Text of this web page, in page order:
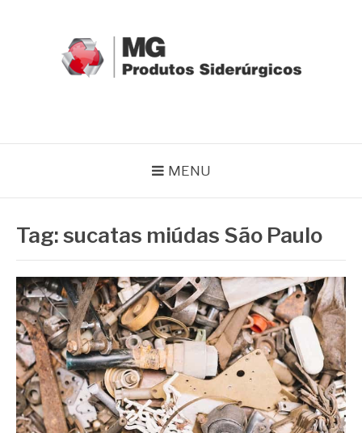
MENU
Tag:sucatas miúdas São Paulo